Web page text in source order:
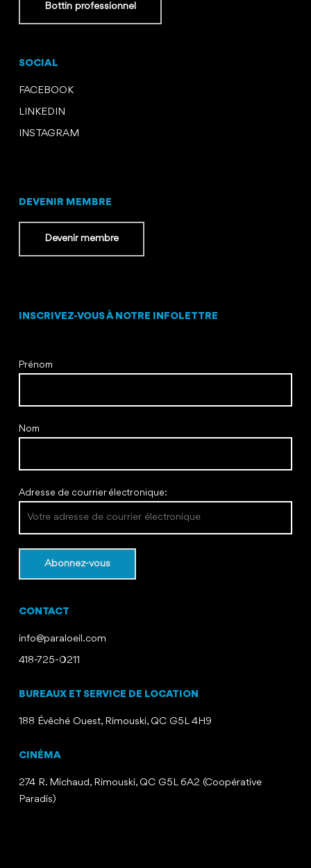
Bottin professionnel
SOCIAL
FACEBOOK
LINKEDIN
INSTAGRAM
DEVENIR MEMBRE
Devenir membre
INSCRIVEZ-VOUS À NOTRE INFOLETTRE
Prénom
Nom
Adresse de courrier électronique:
CONTACT
info@paraloeil.com
418-725-0211
BUREAUX ET SERVICE DE LOCATION
188 Évêché Ouest, Rimouski, QC G5L 4H9
CINÉMA
274 R. Michaud, Rimouski, QC G5L 6A2 (Coopérative
Paradis)